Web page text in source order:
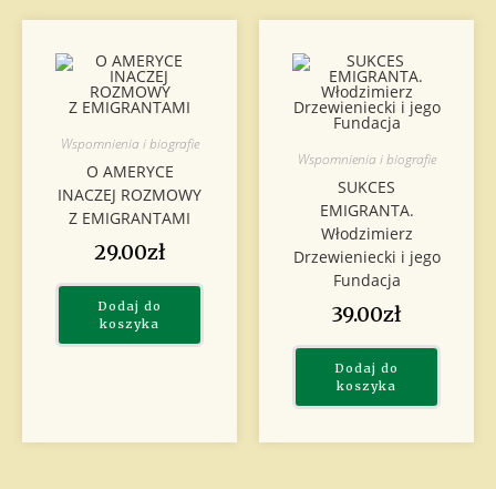
Wspomnienia i biografie
O AMERYCE
INACZEJ ROZMOWY
Z EMIGRANTAMI
29.00zł
Dodaj do
koszyka
Wspomnienia i biografie
SUKCES
EMIGRANTA.
Włodzimierz
Drzewieniecki i jego
Fundacja
39.00zł
Dodaj do
koszyka